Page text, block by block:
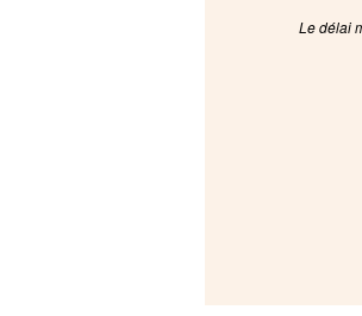
Le délai